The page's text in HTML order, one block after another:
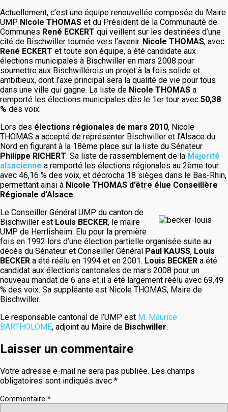
Actuellement, c’est une équipe renouvellée composée du Maire
UMP Nicole THOMAS et du Président de la Communauté de
Communes René ECKERT qui veillent sur les destinées d’une
cité de Bischwiller tournée vers l’avenir. Nicole THOMAS, avec
René ECKERT et toute son équipe, a été candidate aux
élections municipales à Bischwiller en mars 2008 pour
soumettre aux Bischwillérois un projet à la fois solide et
ambitieux, dont l’axe principal sera la qualité de vie pour tous
dans une ville qui gagne. La liste de Nicole THOMAS a
remporté les élections municipales dès le 1er tour avec 50,38
% des voix.
Lors des élections régionales de mars 2010, Nicole
THOMAS a accepté de représenter Bischwiller et l’Alsace du
Nord en figurant à la 18ème place sur la liste du Sénateur
Philippe RICHERT. Sa liste de rassemblement de la Majorité
alsacienne a remporté les élections régionales au 2ème tour
avec 46,16 % des voix, et décrocha 18 sièges dans le Bas-Rhin,
permettant ainsi à Nicole THOMAS d’être élue Conseillère
Régionale d’Alsace.
Le Conseiller Général UMP du canton de
Bischwiller est Louis BECKER, le maire
UMP de Herrlisheim. Elu pour la première
fois en 1992 lors d’une élection partielle organisée suite au
décès du Sénateur et Conseiller Général Paul KAUSS, Louis
BECKER a été réélu en 1994 et en 2001. Louis BECKER a été
candidat aux élections cantonales de mars 2008 pour un
nouveau mandat de 6 ans et il a été largement réélu avec 69,49
% des voix. Sa suppléante est Nicole THOMAS, Maire de
Bischwiller.
Le responsable cantonal de l’UMP est M. Maurice
BARTHOLOME, adjoint au Maire de Bischwiller.
Laisser un commentaire
Votre adresse e-mail ne sera pas publiée. Les champs
obligatoires sont indiqués avec *
Commentaire *